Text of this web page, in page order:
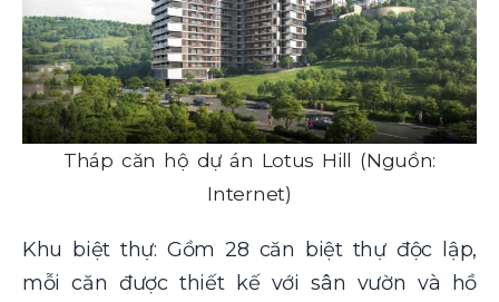
Tháp căn hộ dự án Lotus Hill (Nguồn:
Internet)
Khu biệt thự: Gồm 28 căn biệt thự độc lập,
mỗi căn được thiết kế với sân vườn và hồ